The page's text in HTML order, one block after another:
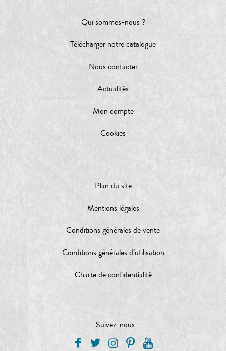
Qui sommes-nous ?
Télécharger notre catalogue
Nous contacter
Actualités
Mon compte
Cookies
Plan du site
Mentions légales
Conditions générales de vente
Conditions générales d’utilisation
Charte de confidentialité
Suivez-nous